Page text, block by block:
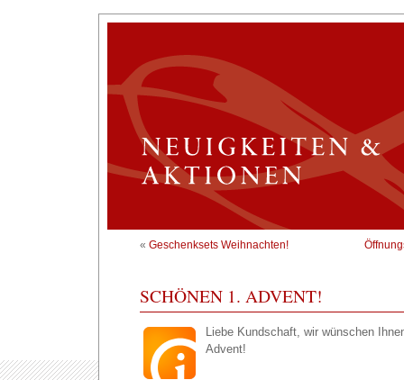
« Geschenksets Weihnachten!
SCHÖNEN 1. ADVENT!
Liebe Kundschaft, wir wünschen
Advent!